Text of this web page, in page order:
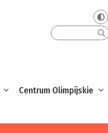
Centrum Olimpijskie